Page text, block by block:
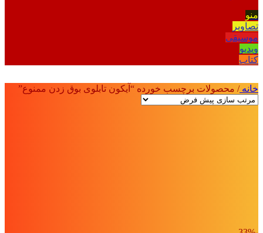
منو
تصاویر
موسیقی
ویدیو
کتاب
خانه/ محصولات برچسب خورده “آیکون تابلوی بوق زدن ممنوع”